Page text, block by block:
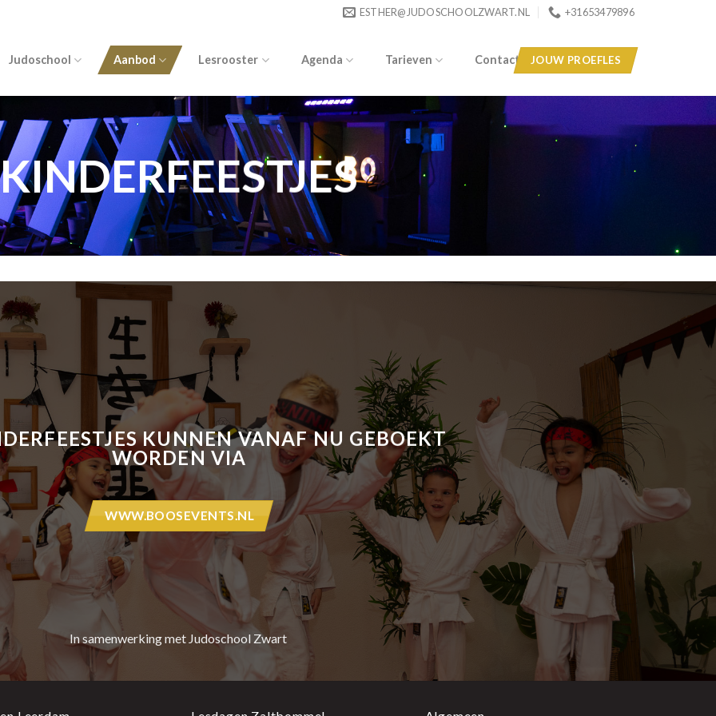
ESTHER@JUDOSCHOOLZWART.NL +31653479896
Judoschool Aanbod Lesrooster Agenda Tarieven Contact JOUW PROEFLES
KINDERFEESTJES
KUNNEN VANAF NU GEBOEKT
WORDEN VIA
WWW.BOOSEVENTS.NL
In samenwerking met Judoschool Zwart